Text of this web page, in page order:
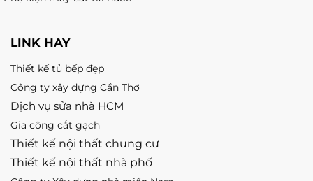
LINK HAY
Thiết kế tủ bếp đẹp
Công ty xây dựng Cần Thơ
Dịch vụ sửa nhà HCM
Gia công cắt gạch
Thiết kế nội thất chung cư
Thiết kế nội thất nhà phố